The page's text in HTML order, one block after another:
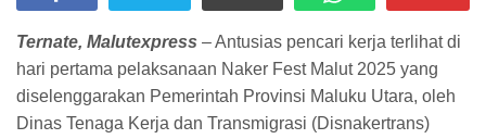
Ternate, Malutexpress – Antusias pencari kerja terlihat di
hari pertama pelaksanaan Naker Fest Malut 2025 yang
diselenggarakan Pemerintah Provinsi Maluku Utara, oleh
Dinas Tenaga Kerja dan Transmigrasi (Disnakertrans)